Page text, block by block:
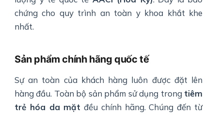
chứng cho quy trình an toàn y khoa khắt khe
nhất.
Sản phẩm chính hãng quốc tế
Sự an toàn của khách hàng luôn được đặt lên
hàng đầu. Toàn bộ sản phẩm sử dụng trong tiêm
trẻ hóa da mặt đều chính hãng. Chúng đến từ